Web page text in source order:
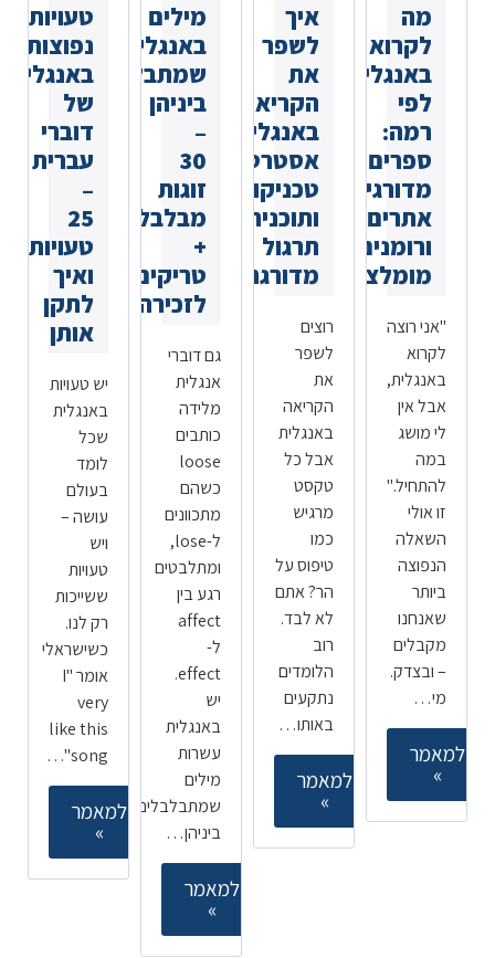
מה
לקרוא
באנגלית
לפי
רמה:
ספרים
מדורגים,
אתרים
ורומנים
מומלצים
"אני רוצה
לקרוא
באנגלית,
אבל אין
לי מושג
במה
להתחיל."
זו אולי
השאלה
הנפוצה
ביותר
שאנחנו
מקבלים
– ובצדק.
מי…
למאמר
»
איך
לשפר
את
הקריאה
באנגלית:
אסטרטגיות,
טכניקות
ותוכנית
תרגול
מדורגת
רוצים
לשפר
את
הקריאה
באנגלית
אבל כל
טקסט
מרגיש
כמו
טיפוס על
הר? אתם
לא לבד.
רוב
הלומדים
נתקעים
באותו…
למאמר
»
מילים
באנגלית
שמתבלבלים
ביניהן
–
30
זוגות
מבלבלים
+
טריקים
לזכירה
גם דוברי
אנגלית
מלידה
כותבים
loose
כשהם
מתכוונים
ל-lose,
ומתלבטים
רגע בין
affect
ל-
effect.
יש
באנגלית
עשרות
מילים
שמתבלבלים
ביניהן…
למאמר
»
טעויות
נפוצות
באנגלית
של
דוברי
עברית
–
25
טעויות
ואיך
לתקן
אותן
יש טעויות
באנגלית
שכל
לומד
בעולם
עושה –
ויש
טעויות
ששייכות
רק לנו.
כשישראלי
אומר "I
very
like this
song"…
למאמר
»